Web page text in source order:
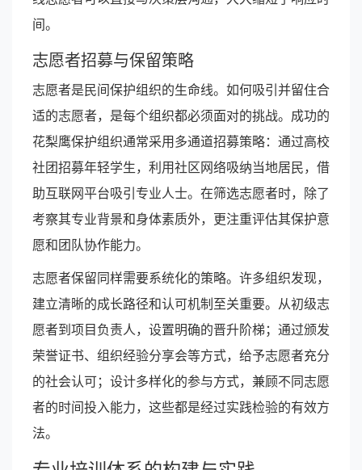
间。
志愿者招募与保留策略
志愿者是民间保护组织的生命线。如何吸引并留住合
适的志愿者，是每个组织都必须面对的挑战。成功的
花梨鹰保护组织通常采用多通道招募策略：通过高校
社团招募年轻学生，利用社区网络吸纳当地居民，借
助互联网平台吸引专业人士。在筛选志愿者时，除了
考察其专业背景和身体素质外，更注重评估其保护意
愿和团队协作能力。
志愿者保留同样需要系统化的策略。许多组织发现，
建立清晰的成长路径和认可机制至关重要。从初级志
愿者到项目负责人，设置明确的晋升阶梯；通过颁发
荣誉证书、组织经验分享会等方式，给予志愿者充分
的社会认可；设计多样化的参与方式，兼顾不同志愿
者的时间投入能力，这些都是经过实践检验的有效方
法。